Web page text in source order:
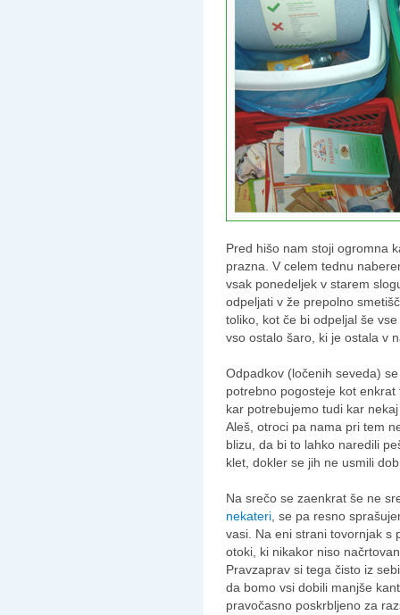
Pred hišo nam stoji ogromna
prazna. V celem tednu
vsak ponedeljek v starem
odpeljati v že prepolno
toliko, kot če bi odpeljal še
vso ostalo šaro, ki je ostala v
Odpadkov (ločenih seveda)
potrebno pogosteje kot
kar potrebujemo tudi kar
Aleš, otroci pa nama pri tem
blizu, da bi to lahko naredili
klet, dokler se jih ne usmili
Na srečo se zaenkrat še ne
nekateri, se pa resno
vasi. Na eni strani tovornjak s
otoki, ki nikakor niso
Pravzaprav si tega čisto iz
da bomo vsi dobili manjše
pravočasno poskrbljeno za